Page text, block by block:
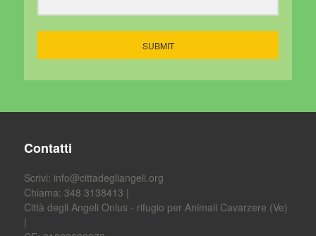
SUBMIT
Contatti
Scrivi: info@cittadegliangeli.org
Chiama: 348 3138413 |
Città degli Angeli Onlus - rifugio per Animali Cavarzere (Ve)
|